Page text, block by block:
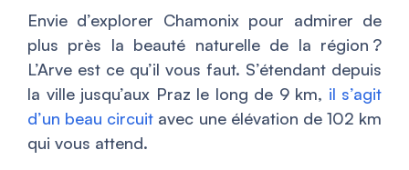
Envie d’explorer Chamonix pour admirer de
plus près la beauté naturelle de la région ?
L’Arve est ce qu’il vous faut. S’étendant depuis
la ville jusqu’aux Praz le long de 9 km, il s’agit
d’un beau circuit avec une élévation de 102 km
qui vous attend.